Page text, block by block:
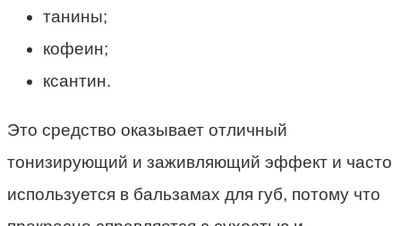
танины;
кофеин;
ксантин.
Это средство оказывает отличный
тонизирующий и заживляющий эффект и часто
используется в бальзамах для губ, потому что